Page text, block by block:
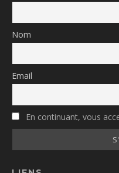
Nom
Email
En continuant, vous